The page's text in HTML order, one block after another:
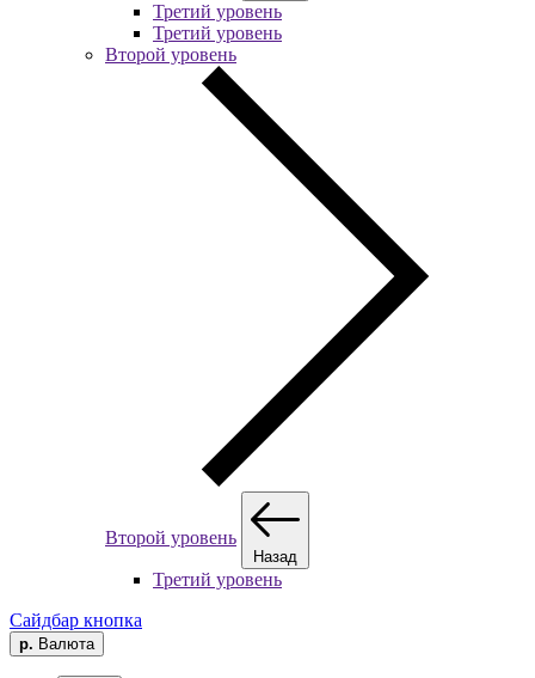
Третий уровень
Третий уровень
Второй уровень
Второй уровень
Назад
Третий уровень
Сайдбар кнопка
р. Валюта